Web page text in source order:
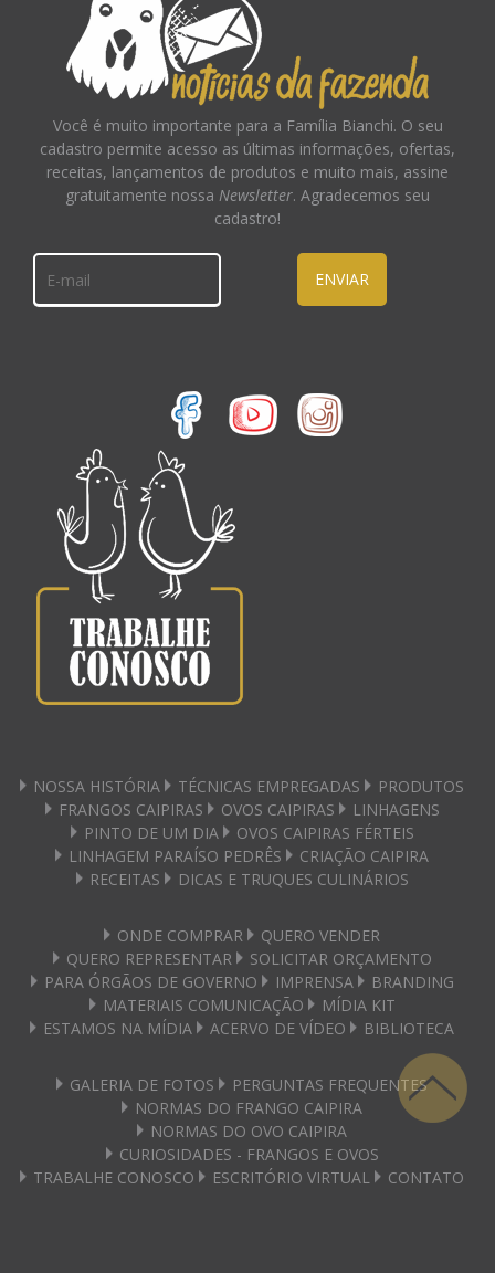
Você é muito importante para a Família Bianchi. O seu
cadastro permite acesso as últimas informações, ofertas,
receitas, lançamentos de produtos e muito mais, assine
gratuitamente nossa Newsletter. Agradecemos seu
cadastro!
ENVIAR
NOSSA HISTÓRIA TÉCNICAS EMPREGADAS
PRODUTOS
FRANGOS CAIPIRAS
OVOS CAIPIRAS
LINHAGENS
PINTO DE UM DIA
OVOS CAIPIRAS FÉRTEIS
LINHAGEM PARAÍSO PEDRÊS
CRIAÇÃO CAIPIRA
RECEITAS
DICAS E TRUQUES CULINÁRIOS
ONDE COMPRAR
QUERO VENDER
QUERO REPRESENTAR
SOLICITAR ORÇAMENTO
PARA ÓRGÃOS DE GOVERNO
IMPRENSA
BRANDING
MATERIAIS COMUNICAÇÃO
MÍDIA KIT
ESTAMOS NA MÍDIA
ACERVO DE VÍDEO BIBLIOTECA
GALERIA DE FOTOS
PERGUNTAS FREQUENTES
NORMAS DO FRANGO CAIPIRA
NORMAS DO OVO CAIPIRA
CURIOSIDADES - FRANGOS E OVOS
TRABALHE CONOSCO
ESCRITÓRIO VIRTUAL CONTATO